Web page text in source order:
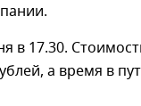
в 17.30.
а время в